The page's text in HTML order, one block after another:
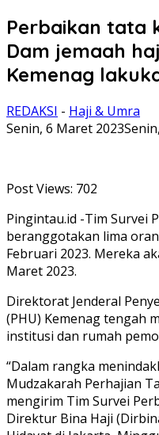
Perbaikan tata
Dam jemaah
Kemenag
REDAKSI - Haji & Umra
Senin, 6 Maret 2023
Post Views: 702
Pingintau.id -Tim Survei
beranggotakan lima
Februari 2023. Mereka
Maret 2023.
Direktorat Jenderal
(PHU) Kemenag tengah
institusi dan rumah
“Dalam rangka
Mudzakarah Perhajian
mengirim Tim Survei
Direktur Bina Haji